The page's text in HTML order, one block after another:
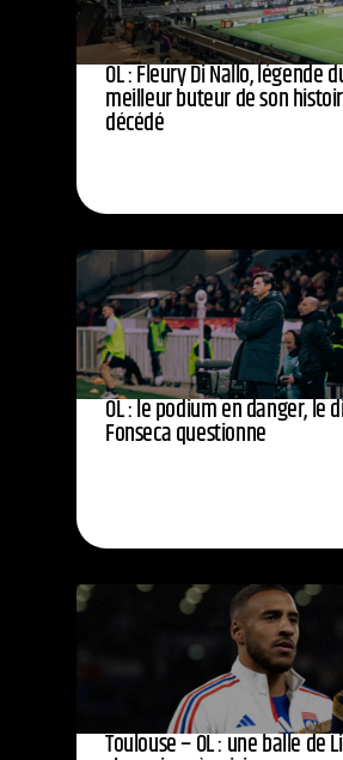
OL : Fleury Di Nallo, légende
meilleur buteur de son
décédé
OL : le podium en danger, le
Fonseca questionne
Toulouse – OL : une balle de